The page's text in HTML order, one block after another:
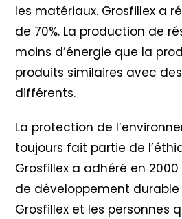
les matériaux. Grosfillex a
de 70%. La production de
moins d’énergie que la
produits similaires avec
différents.
La protection de
toujours fait partie de
Grosfillex a adhéré en
de développement durable
Grosfillex et les personnes